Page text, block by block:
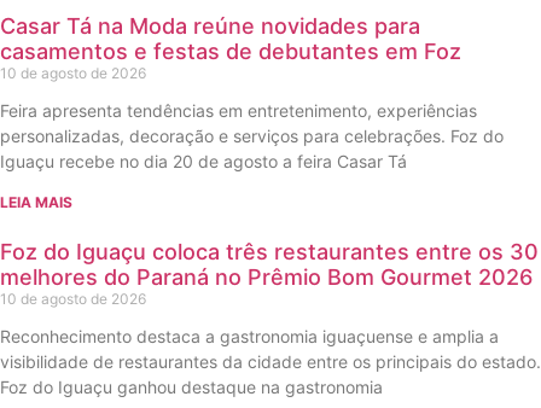
Casar Tá na Moda reúne novidades para
casamentos e festas de debutantes em Foz
10 de agosto de 2026
Feira apresenta tendências em entretenimento, experiências
personalizadas, decoração e serviços para celebrações. Foz do
Iguaçu recebe no dia 20 de agosto a feira Casar Tá
LEIA MAIS
Foz do Iguaçu coloca três restaurantes entre os 30
melhores do Paraná no Prêmio Bom Gourmet 2026
10 de agosto de 2026
Reconhecimento destaca a gastronomia iguaçuense e amplia a
visibilidade de restaurantes da cidade entre os principais do estado.
Foz do Iguaçu ganhou destaque na gastronomia